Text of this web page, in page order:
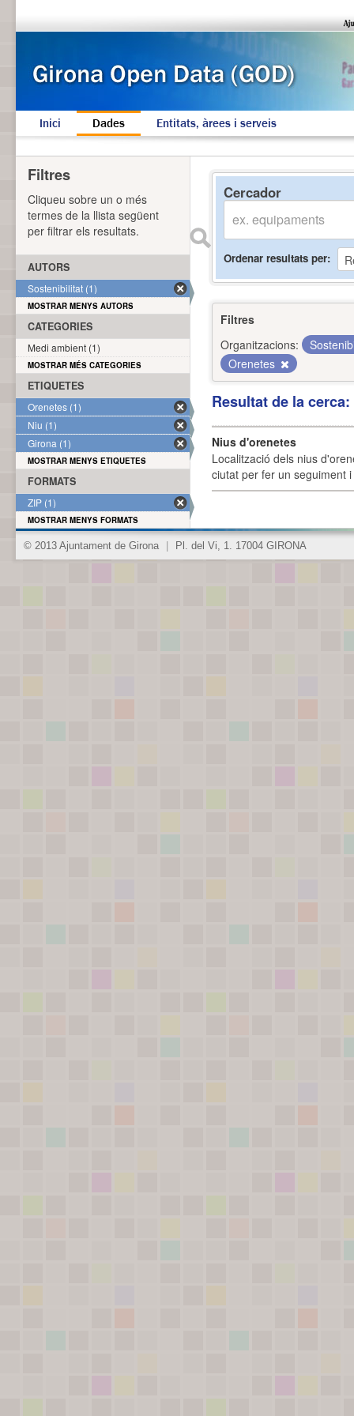
Inici Dades Entitats, àrees i serveis
Cercador
Ordenar resultats per
Filtres
Organitzacions:
Orenetes
Resultat de la
Nius d'orenetes
Localització dels nius
ciutat per fer un seguiment
Filtres
Cliqueu sobre un o més
termes de la llista següent
per filtrar els resultats.
AUTORS
Sostenibilitat (1)
MOSTRAR MENYS AUTORS
CATEGORIES
Medi ambient (1)
MOSTRAR MÉS CATEGORIES
ETIQUETES
Orenetes (1)
Niu (1)
Girona (1)
MOSTRAR MENYS ETIQUETES
FORMATS
ZIP (1)
MOSTRAR MENYS FORMATS
© 2013 Ajuntament de Girona Pl. del Vi, 1. 17004 GIRONA